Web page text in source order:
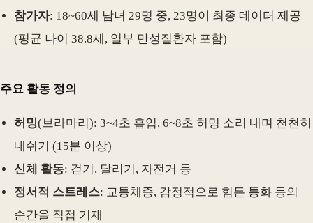
참가자: 18~60세 남녀 29명 중, 23명이 최종 데이터 제공
(평균 나이 38.8세, 일부 만성질환자 포함)
주요 활동 정의
허밍(브라마리): 3~4초 흡입, 6~8초 허밍 소리 내며 천천히
내쉬기 (15분 이상)
신체 활동: 걷기, 달리기, 자전거 등
정서적 스트레스: 교통체증, 감정적으로 힘든 통화 등의
순간을 직접 기재